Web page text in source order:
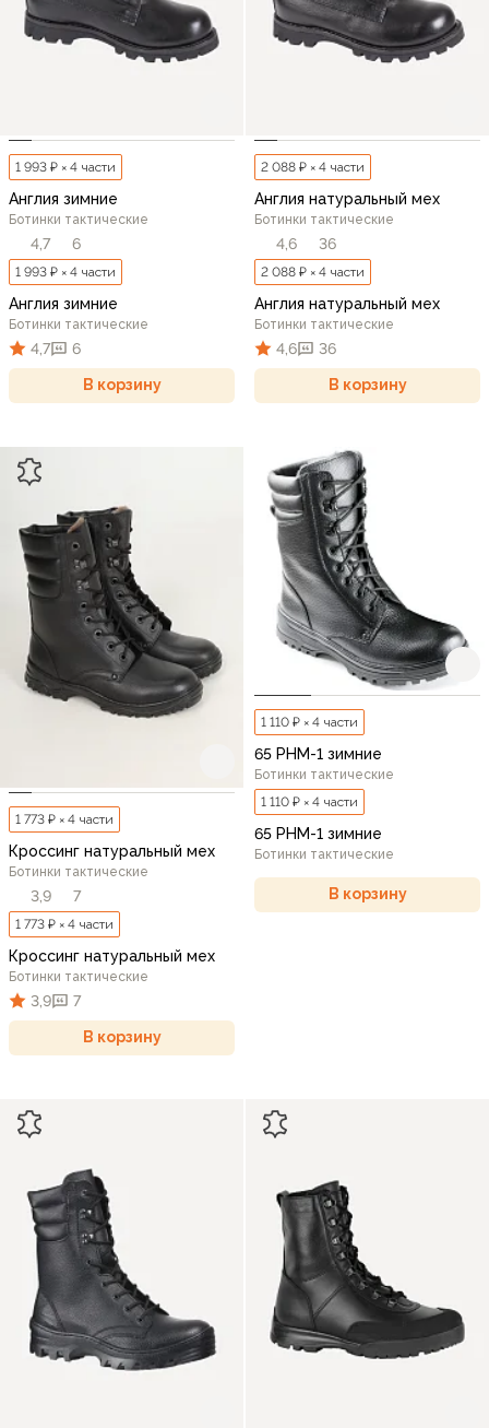
1 993 ₽ × 4 части
Англия зимние
Ботинки тактические
4,7 6
1 993 ₽ × 4 части
Англия зимние
Ботинки тактические
4,7 6
В корзину
2 088 ₽ × 4 части
Англия натуральный мех
Ботинки тактические
4,6 36
2 088 ₽ × 4 части
Англия натуральный мех
Ботинки тактические
4,6 36
В корзину
1 773 ₽ × 4 части
Кроссинг натуральный мех
Ботинки тактические
3,9 7
1 773 ₽ × 4 части
Кроссинг натуральный мех
Ботинки тактические
3,9 7
В корзину
1 110 ₽ × 4 части
65 РНМ-1 зимние
Ботинки тактические
1 110 ₽ × 4 части
65 РНМ-1 зимние
Ботинки тактические
В корзину